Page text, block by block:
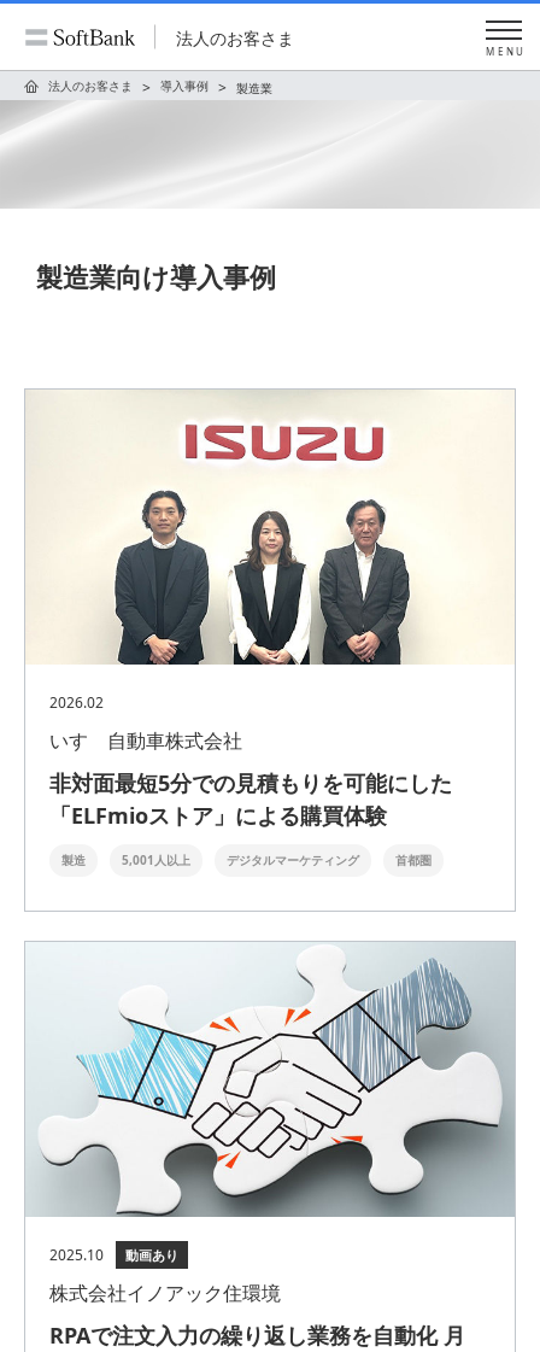
法人のお客さま
MENU
法人のお客さま 導入事例 製造業
製造業向け導入事例
2026.02
いすゞ自動車株式会社
非対面最短5分での見積もりを可能にした
「ELFmioストア」による購買体験
製造 5,001人以上 デジタルマーケティング 首都圏
2025.10 動画あり
株式会社イノアック住環境
RPAで注文入力の繰り返し業務を自動化 月